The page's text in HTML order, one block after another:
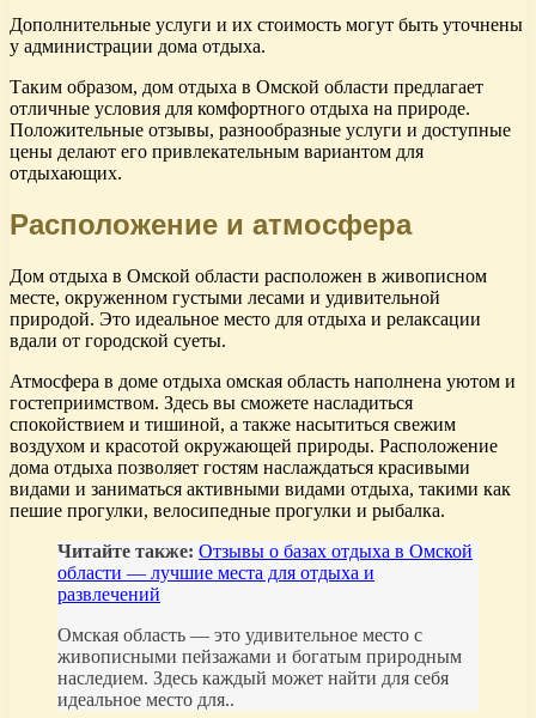
Дополнительные услуги и их стоимость могут быть уточнены
у администрации дома отдыха.
Таким образом, дом отдыха в Омской области предлагает
отличные условия для комфортного отдыха на природе.
Положительные отзывы, разнообразные услуги и доступные
цены делают его привлекательным вариантом для
отдыхающих.
Расположение и атмосфера
Дом отдыха в Омской области расположен в живописном
месте, окруженном густыми лесами и удивительной
природой. Это идеальное место для отдыха и релаксации
вдали от городской суеты.
Атмосфера в доме отдыха омская область наполнена уютом и
гостеприимством. Здесь вы сможете насладиться
спокойствием и тишиной, а также насытиться свежим
воздухом и красотой окружающей природы. Расположение
дома отдыха позволяет гостям наслаждаться красивыми
видами и заниматься активными видами отдыха, такими как
пешие прогулки, велосипедные прогулки и рыбалка.
Читайте также: Отзывы о базах отдыха в Омской
области — лучшие места для отдыха и
развлечений
Омская область — это удивительное место с
живописными пейзажами и богатым природным
наследием. Здесь каждый может найти для себя
идеальное место для..